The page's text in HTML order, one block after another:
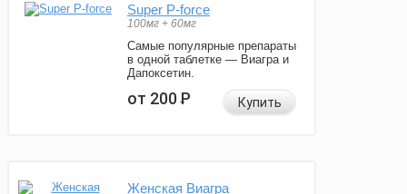
Super P-force
100мг + 60мг
Самые популярные препараты
в одной таблетке — Виагра и
Дапоксетин.
от 200Р Купить
Женская Виагра